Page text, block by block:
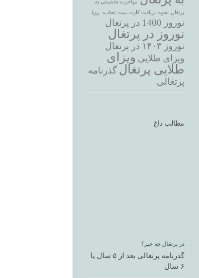
مهاجرت تحصیلی به
پرتغال نحوه دریافت کارت بیمه اتحادیه اروپا
نوروز 1400 در پرتغال
نوروز در پرتغال
نوروز ۱۴۰۳ در پرتغال
ویزای طلایی ویزای
طلایی پرتغال گذرنامه
پرتغالی
مطالب داغ
در پرتغال چه خبر؟
گذرنامه پرتغالی بعد از ۵ سال یا
۶ سال